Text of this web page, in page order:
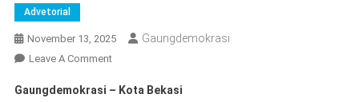
Advetorial
November 13, 2025 Gaungdemokrasi
Leave A CommentOn
Husni
Gaungdemokrasi – Kota Bekasi